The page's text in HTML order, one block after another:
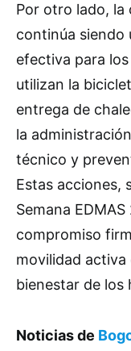
Por otro lado, la
continúa siendo
efectiva para
utilizan la
entrega de
la
técnico y
Estas acciones,
Semana
compromiso
movilidad activa
bienestar de los
Noticias de